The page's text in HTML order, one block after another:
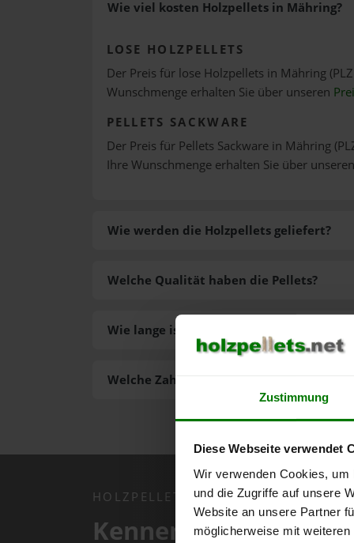
Zustimmung
Diese Webseite verwendet
Wir verwenden Cookies,
und die Zugriffe auf unsere
Website an unsere Partner
möglicherweise mit
Wie viel kosten Holzpellets in Mähring?
LOSE HOLZPELLETS
Der Preis für lose Holzpellets in Mähring
Wunschmenge erhalten Sie über unseren
PELLETS SACKWARE
Der Preis für Pellets Sackware in Mähring
Ihre Wunschmenge erhalten Sie über unseren
Wie werden die Holzpellets geliefert?
Welche Zahlungsarten gibt es?
Welche Qualität haben die Pellets?
Wie lange ist die Lieferzeit der Pellets?
HOLZPELLETS.NET APP
Kennen Sie schon